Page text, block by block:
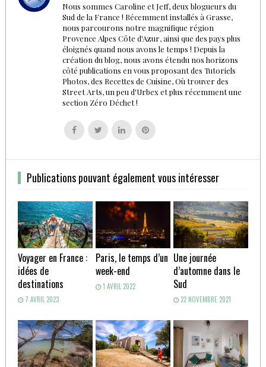
Nous sommes Caroline et Jeff, deux blogueurs du
Sud de la France ! Récemment installés à Grasse,
nous parcourons notre magnifique région
Provence Alpes Côte d'Azur, ainsi que des pays plus
éloignés quand nous avons le temps ! Depuis la
création du blog, nous avons étendu nos horizons
côté publications en vous proposant des Tutoriels
Photos, des Recettes de Cuisine, Où trouver des
Street Arts, un peu d'Urbex et plus récemment une
section Zéro Déchet !
Follow
us
Follow
us
Follow
us
Follow
us
Publications pouvant également vous intéresser
Voyager en France :
idées de
destinations
7 AVRIL 2023
Paris, le temps d’un
week-end
1 AVRIL 2022
Une journée
d’automne dans le
Sud
22 NOVEMBRE 2021